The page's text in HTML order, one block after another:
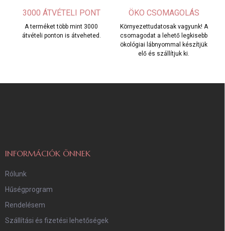
3000 ÁTVÉTELI PONT
A terméket több mint 3000
átvételi ponton is átveheted.
ÖKO CSOMAGOLÁS
Környezettudatosak vagyunk! A
csomagodat a lehető legkisebb
ökológiai lábnyommal készítjük
elő és szállítjuk ki.
INFORMÁCIÓK ÖNNEK
Rólunk
Hűségprogram
Rendelésem
Szállítási és fizetési lehetőségek